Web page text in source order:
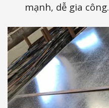
mạnh, dễ gia công.